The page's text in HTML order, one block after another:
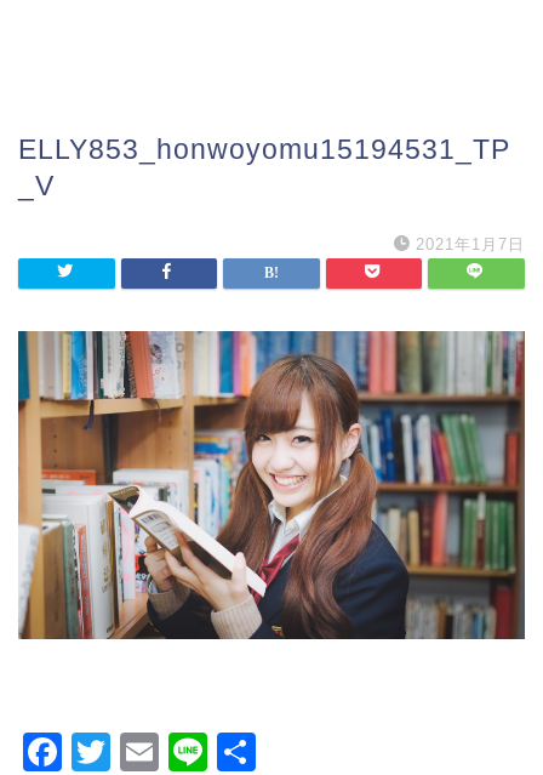
ELLY853_honwoyomu15194531_TP
_V
2021年1月7日
F
T
E
Li